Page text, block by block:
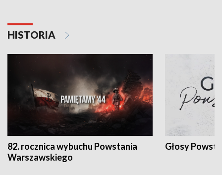
HISTORIA
82. rocznica wybuchu Powstania
Warszawskiego
Głosy